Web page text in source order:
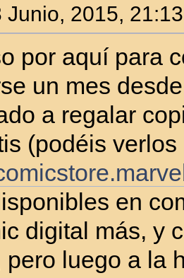
Junio, 2015,
por aquí para
un mes
a regalar
(podéis verlos
en
digital más, y
pero luego a la